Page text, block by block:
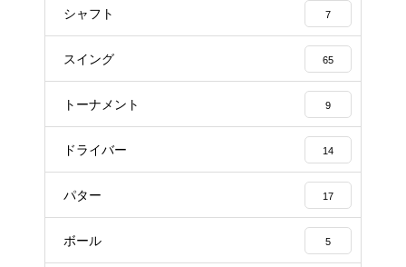
シャフト 7
スイング 65
トーナメント 9
ドライバー 14
パター 17
ボール 5